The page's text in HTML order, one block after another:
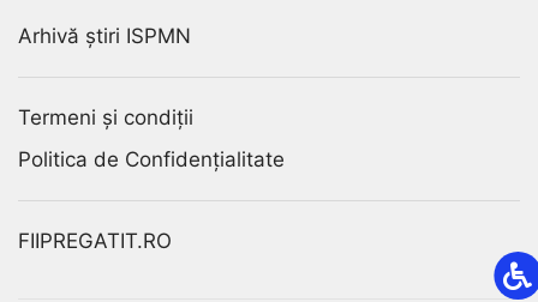
Arhivă știri ISPMN
Termeni și condiții
Politica de Confidențialitate
FIIPREGATIT.RO